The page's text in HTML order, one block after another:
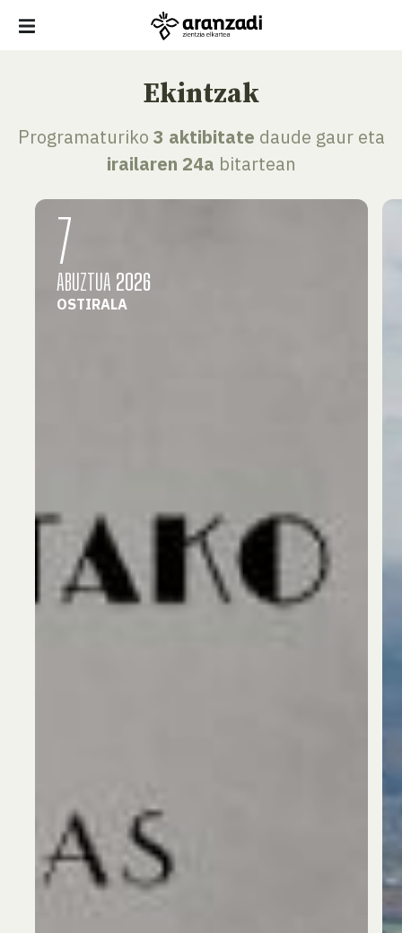
Ekintzak
Programaturiko 3 aktibitate daude gaur eta
irailaren 24a bitartean
7
ABUZTUA 2026
OSTIRALA